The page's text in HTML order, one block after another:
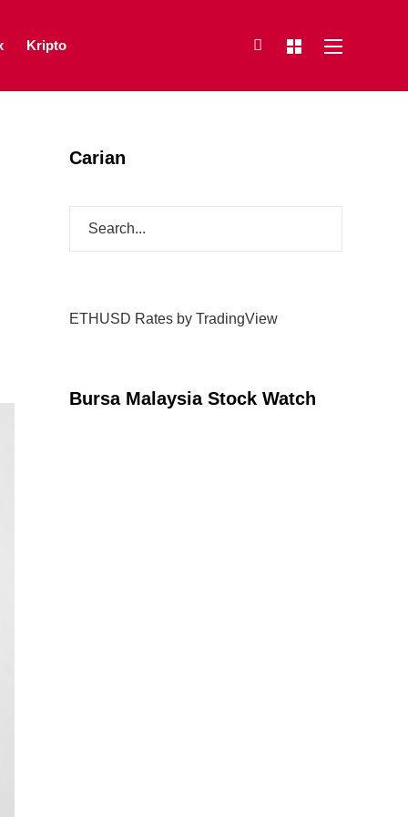
Kripto
Carian
ETHUSD Rates by TradingView
Bursa Malaysia Stock Watch